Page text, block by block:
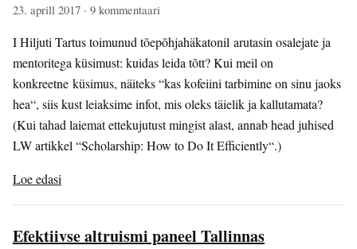
23. aprill 2017 · 9 kommentaari
I Hiljuti Tartus toimunud tõepõhjahäkatonil arutasin osalejate ja
mentoritega küsimust: kuidas leida tõtt? Kui meil on
konkreetne küsimus, näiteks “kas kofeiini tarbimine on sinu jaoks
hea“, siis kust leiaksime infot, mis oleks täielik ja kallutamata?
(Kui tahad laiemat ettekujutust mingist alast, annab head juhised
LW artikkel “Scholarship: How to Do It Efficiently“.)
Loe edasi
Efektiivse altruismi paneel Tallinnas